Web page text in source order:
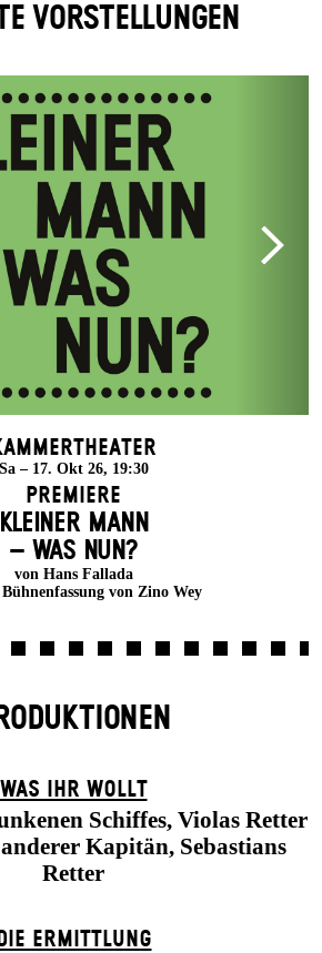
VORSTELLUNGEN
Sa – 17. Okt 26, 19:30
Premiere
KLEINER MANN
– WAS NUN?
von Hans Fallada
von Zino Wey
WAS IHR WOLLT
Schiffes, Violas Retter
Kapitän, Sebastians
Retter
DIE ERMITTLUNG